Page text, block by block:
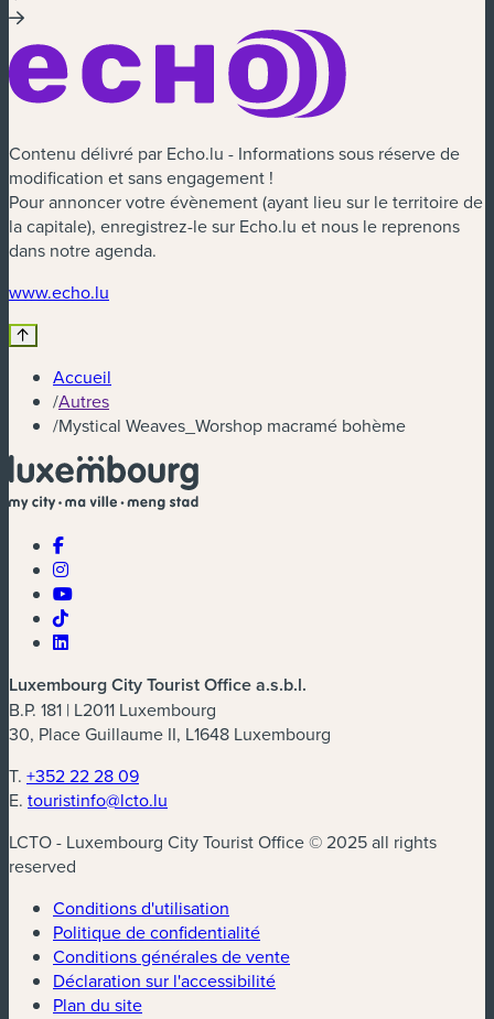
Contenu délivré par Echo.lu - Informations sous réserve de
modification et sans engagement !
Pour annoncer votre évènement (ayant lieu sur le territoire de
la capitale), enregistrez-le sur Echo.lu et nous le reprenons
dans notre agenda.
www.echo.lu
Accueil
/Autres
/Mystical Weaves_Worshop macramé bohème
Luxembourg City Tourist Office a.s.b.l.
B.P. 181 | L2011 Luxembourg
30, Place Guillaume II, L1648 Luxembourg
T. +352 22 28 09
E. touristinfo@lcto.lu
LCTO - Luxembourg City Tourist Office © 2025 all rights
reserved
Conditions d'utilisation
Politique de confidentialité
Conditions générales de vente
Déclaration sur l'accessibilité
Plan du site